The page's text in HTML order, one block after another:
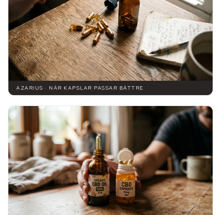
AZARIUS · NÄR KAPSLAR PASSAR BÄTTRE